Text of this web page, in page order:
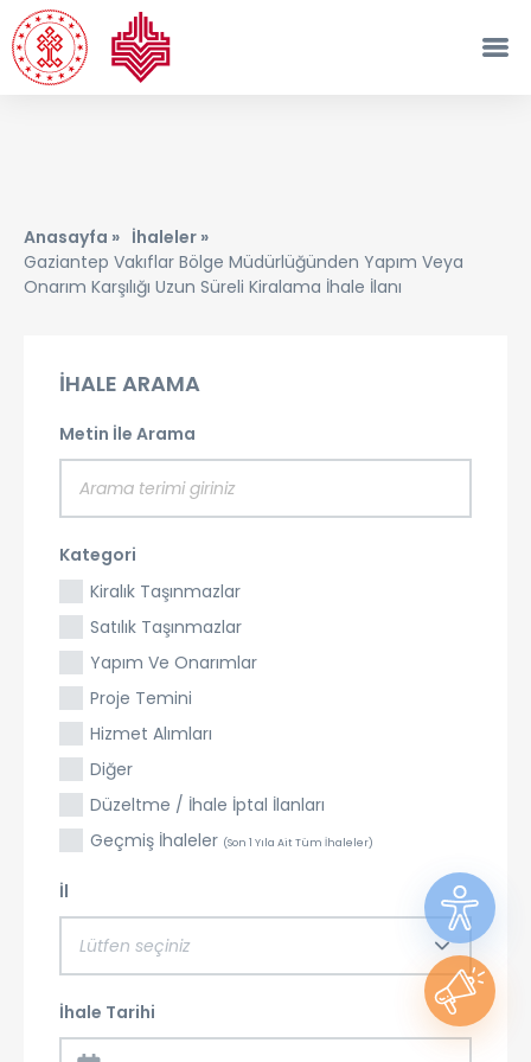
Anasayfa » İhaleler »
Gaziantep Vakıflar Bölge Müdürlüğünden Yapım Veya
Onarım Karşılığı Uzun Süreli Kiralama İhale İlanı
İHALE ARAMA
Metin İle Arama
Kategori
Kiralık Taşınmazlar
Satılık Taşınmazlar
Yapım Ve Onarımlar
Proje Temini
Hizmet Alımları
Diğer
Düzeltme / İhale İptal İlanları
Geçmiş İhaleler (Son 1 Yıla Ait Tüm İhaleler)
İl
Lütfen seçiniz
İhale Tarihi